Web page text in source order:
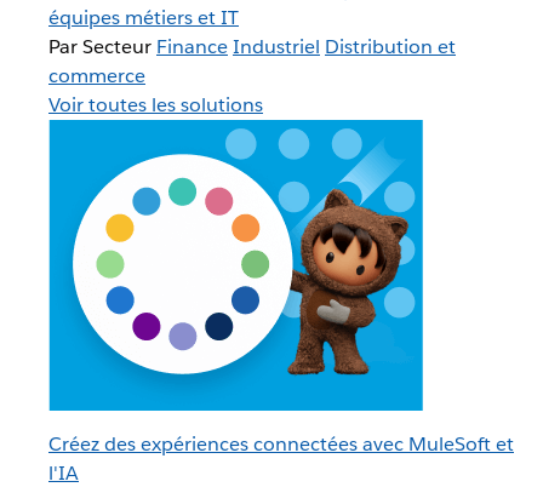
équipes métiers et IT
Par Secteur FinanceIndustriel Distribution et
commerce
Voir toutes les solutions
Créez des expériences connectées avec MuleSoft et
l'IA